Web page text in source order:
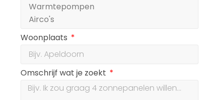
Woonplaats
Omschrijf wat je zoekt